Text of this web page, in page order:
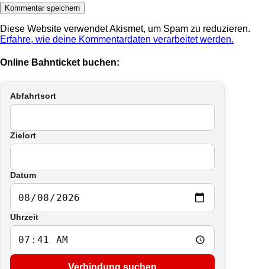
Diese Website verwendet Akismet, um Spam zu reduzieren.
Erfahre, wie deine Kommentardaten verarbeitet werden.
Online Bahnticket buchen:
Abfahrtsort
Zielort
Datum
Uhrzeit
Verbindung suchen